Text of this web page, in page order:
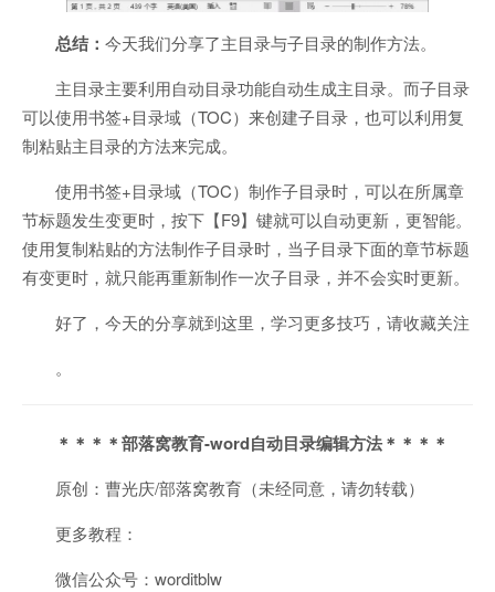
总结： 今天我们分享了主目录与子目录的制作方法。
主目录主要利用自动目录功能自动生成主目录。而子目录
可以使用书签+目录域（TOC）来创建子目录，也可以利用复
制粘贴主目录的方法来完成。
使用书签+目录域（TOC）制作子目录时，可以在所属章
节标题发生变更时，按下【F9】键就可以自动更新，更智能。
使用复制粘贴的方法制作子目录时，当子目录下面的章节标题
有变更时，就只能再重新制作一次子目录，并不会实时更新。
好了，今天的分享就到这里，学习更多技巧，请收藏关注
。
＊＊＊＊部落窝教育-word自动目录编辑方法＊＊＊＊
原创：曹光庆/部落窝教育（未经同意，请勿转载）
更多教程：
微信公众号：worditblw